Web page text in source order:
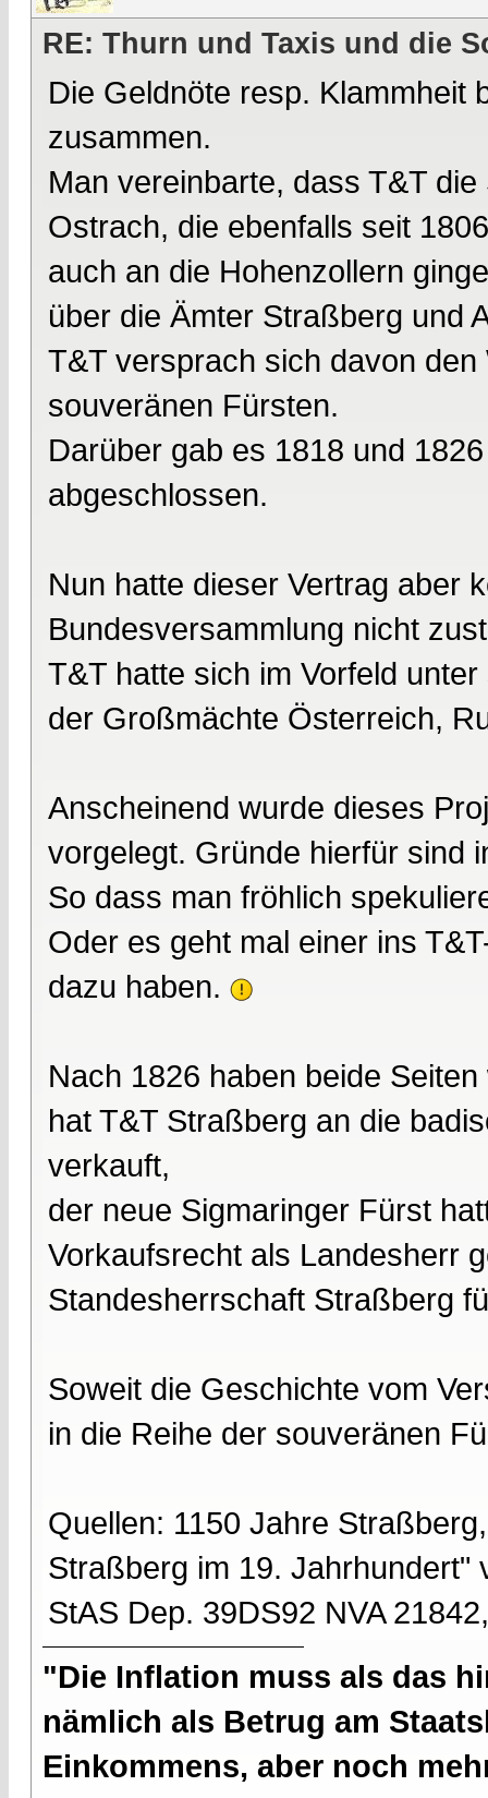
RE: Thurn und Taxis und die
Die Geldnöte resp. Klammheit
zusammen.
Man vereinbarte, dass T&T
Ostrach, die ebenfalls seit
auch an die Hohenzollern
über die Ämter Straßberg und
T&T versprach sich davon
souveränen Fürsten.
Darüber gab es 1818 und
abgeschlossen.
Nun hatte dieser Vertrag aber
Bundesversammlung nicht
T&T hatte sich im Vorfeld
der Großmächte Österreich,
Anscheinend wurde dieses
vorgelegt. Gründe hierfür sind
So dass man fröhlich
Oder es geht mal einer ins
dazu haben.
Nach 1826 haben beide
hat T&T Straßberg an die
verkauft,
der neue Sigmaringer Fürst
Vorkaufsrecht als Landesherr
Standesherrschaft Straßberg
Soweit die Geschichte vom
in die Reihe der souveränen
Quellen: 1150 Jahre
Straßberg im 19. Jahrhundert"
StAS Dep. 39DS92 NVA
"Die Inflation muss als das
nämlich als Betrug am
Einkommens, aber noch